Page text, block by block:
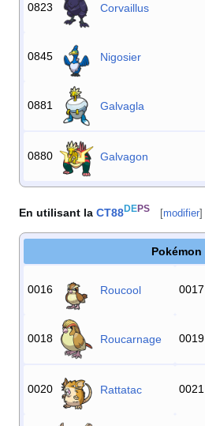
0823 Corvaillus
0845 Nigosier
0881 Galvagla
0880 Galvagon
En utilisant la CT88DEPS [modifier]
Pokémon
0016 Roucool 0017
0018 Roucarnage 0019
0020 Rattatac 0021